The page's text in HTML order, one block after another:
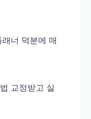
너 덕분에 매
교정받고 실